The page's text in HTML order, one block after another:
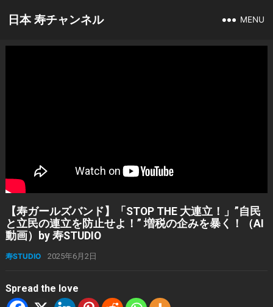
日本 寿チャンネル MENU
【寿ガールズバンド】「STOP THE 大連立！」”自民
と立民の連立を防止せよ！” 増税の企みを暴く！（AI
動画）by 寿STUDIO
寿STUDIO 2025年6月2日
Spread the love